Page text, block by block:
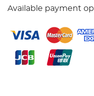
Available payment